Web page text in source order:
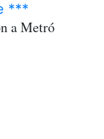
***
a Metró